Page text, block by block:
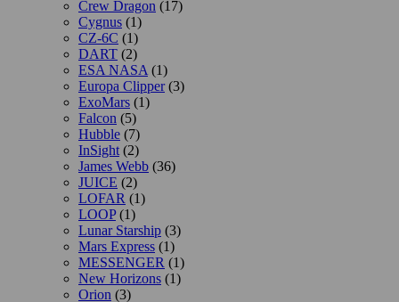
Crew Dragon (17)
Cygnus (1)
CZ-6C (1)
DART (2)
ESA NASA (1)
Europa Clipper(3)
ExoMars (1)
Falcon (5)
Hubble (7)
InSight (2)
James Webb (36)
JUICE (2)
LOFAR (1)
LOOP(1)
Lunar Starship (3)
Mars Express (1)
MESSENGER (1)
New Horizons (1)
Orion (3)